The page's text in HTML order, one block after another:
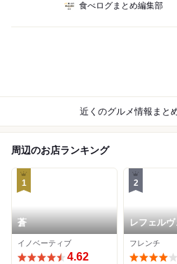
食べログまとめ編集部
近くのグルメ情報まと
周辺のお店ランキング
1
蒼
イノベーティブ
4.62
2
レフェル
フレンチ